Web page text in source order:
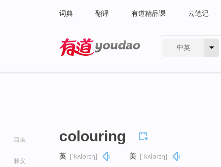
词典 翻译 有道精品课 云笔记
中英
目录
释义
colouring
英 [ˈkʌlərɪŋ] 美 [ˈkʌlərɪŋ]